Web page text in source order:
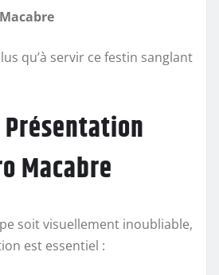
qu’à servir ce festin sanglant
Macabre
soit visuellement inoubliable,
est essentiel :